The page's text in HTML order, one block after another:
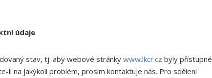
údaje
stav, tj. aby webové stránkywww.lkcr.cz byly přístupné
li na jakýkoli problém, prosím kontaktuje nás. Pro sdělení